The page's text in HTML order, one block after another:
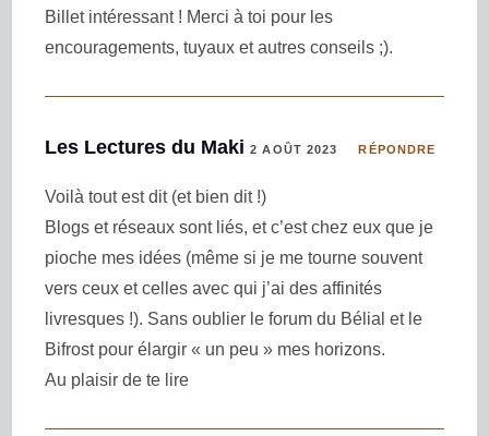
Billet intéressant ! Merci à toi pour les
encouragements, tuyaux et autres conseils ;).
Les Lectures du Maki 2 AOÛT 2023 RÉPONDRE
Voilà tout est dit (et bien dit !)
Blogs et réseaux sont liés, et c’est chez eux que je
pioche mes idées (même si je me tourne souvent
vers ceux et celles avec qui j’ai des affinités
livresques !). Sans oublier le forum du Bélial et le
Bifrost pour élargir « un peu » mes horizons.
Au plaisir de te lire